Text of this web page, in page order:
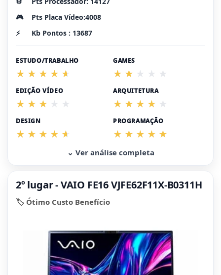
🎮
Pts Placa Vídeo:4008
⚡
Kb Pontos : 13687
ESTUDO/TRABALHO GAMES
EDIÇÃO VÍDEO ARQUITETURA
DESIGN PROGRAMAÇÃO
⌄ Ver análise completa
2º lugar - VAIO FE16 VJFE62F11X-B0311H
🏷️ Ótimo Custo Benefício